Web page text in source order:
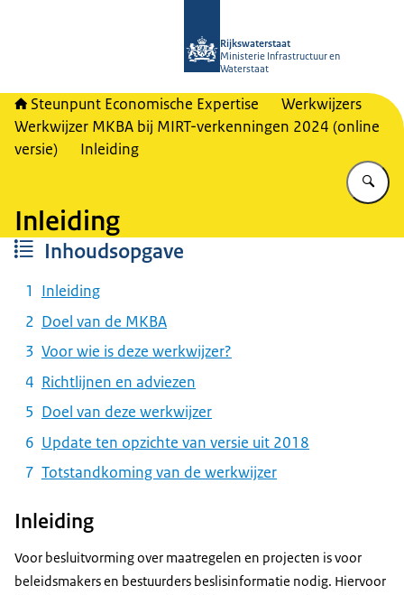
Rijkswaterstaat
Ministerie Infrastructuur en
Waterstaat
Steunpunt Economische Expertise
Werkwijzers
Werkwijzer MKBA bij MIRT-verkenningen 2024 (online
versie)
Inleiding
Inleiding
Inhoudsopgave
Inleiding
Doel van de MKBA
Voor wie is deze werkwijzer?
Richtlijnen en adviezen
Doel van deze werkwijzer
Update ten opzichte van versie uit 2018
Totstandkoming van de werkwijzer
Inleiding
Voor besluitvorming over maatregelen en projecten is voor
beleidsmakers en bestuurders beslisinformatie nodig. Hiervoor